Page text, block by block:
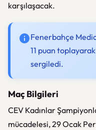
karşılaşacak.
Fenerbahçe
11 puan
sergiledi.
Maç Bilgileri
CEV Kadınlar
mücadelesi, 29 Ocak